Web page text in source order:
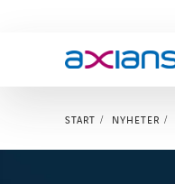
Search
START NYHETER